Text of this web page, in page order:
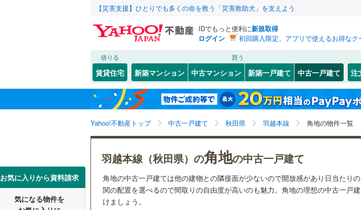
【災害支援】ひとりでも多くの命を救う「災害救助犬」を支えよう
IDでもっと便利に新規取得
ログイン
初回購入限定、アプリで使えるお得なク
借りる
賃貸住宅
買う
新築マンション 中古マンション 新築一戸建て 中古一戸建て 注
Yahoo!不動産トップ 中古一戸建て 秋田県 羽越本線 角地の物件一覧
お気に入りから資料請求
気になる物件を
羽越本線（秋田県）の角地の中古一戸建て
角地の中古一戸建ては他の建物との隣接面が少ないので開放感があり日当たり
関の配置を選べるので間取りの自由度が高いのも魅力。角地の理想の中古一戸
けましょう。
北海道 北海道
東北 青森 岩手 宮城 秋田
関東 東京 神奈川 埼玉 千葉
新潟
東海 愛知 岐阜 静岡 三
近畿
秋田市(3) 能代市
大館市(0) 男鹿市
鹿角市
0) 由利本
大仙市
( 3)
仙北市
0)
山本郡藤里町 (0) 山本郡
JR 北上線(5) 田沢湖
奥羽本線(12) 男鹿線(
羽越本線(1) 秋田新
(0) (0) (0) (0) (0)
(0) (0) (0) (0 ) (1)
こだわり条件 リフォーム、リノベーション
リノベーション・リフォーム
（1）
築古・
設備
床暖房 （ 0
駐車場2台以上 （1 ）
ＴＶモニタ付インターホン
防犯カ
検索条件を保存
この検索条件の新着物件通知は、 マ
秋田県、羽越本線、角
マイページ
閉じる お気
閉じ
閉じる お気
閉じ